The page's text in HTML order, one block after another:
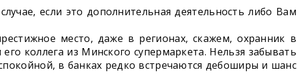
если это дополнительная деятельность либо Вам
место, даже в регионах, скажем, охранник в
коллега из Минского супермаркета. Нельзя забывать
в банках редко встречаются дебоширы и шанс